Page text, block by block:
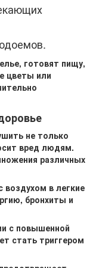
готовят пищу,
цветы или
не только
вред людям.
различных
в легкие
бронхиты и
с повышенной
стать триггером